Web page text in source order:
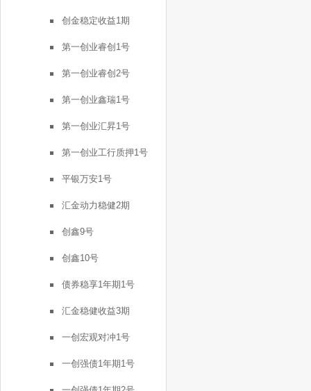
创金稳定收益1期
第一创业睿创1号
第一创业睿创2号
第一创业鑫瑞1号
第一创业汇昇1号
第一创业工行质押1号
平银万安1号
汇金动力稳健2期
创鑫9号
创鑫10号
债券稳享1年期1号
汇金稳健收益3期
一创宏观对冲1号
一创强债1年期1号